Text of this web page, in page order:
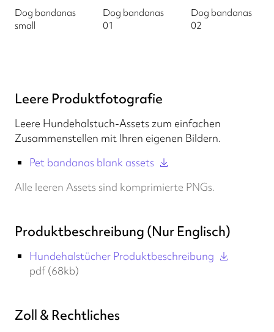
Dog bandanas
small
Dog bandanas
01
Dog bandanas
02
Leere Produktfotografie
Leere Hundehalstuch-Assets zum einfachen
Zusammenstellen mit Ihren eigenen Bildern.
Pet bandanas blank assets
Alle leeren Assets sind komprimierte PNGs.
Produktbeschreibung (Nur Englisch)
Hundehalstücher Produktbeschreibung
pdf (68kb)
Zoll & Rechtliches